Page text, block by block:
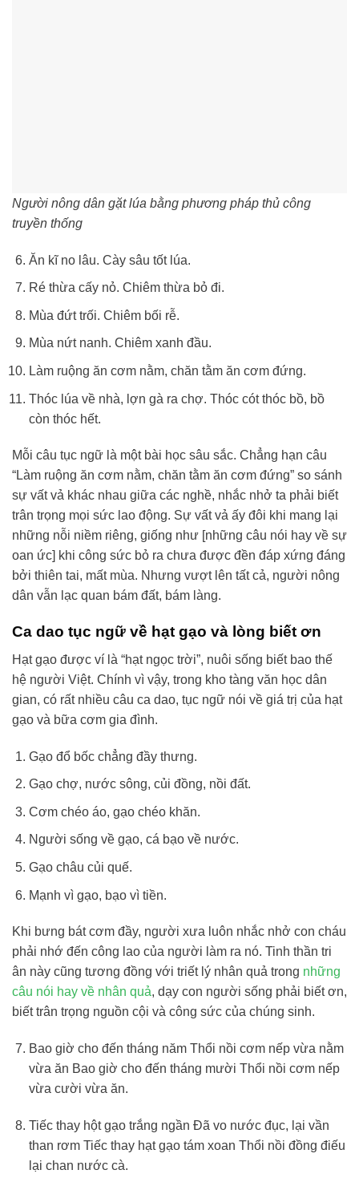
Người nông dân gặt lúa bằng phương pháp thủ công
truyền thống
Ăn kĩ no lâu. Cày sâu tốt lúa.
Ré thừa cấy nỏ. Chiêm thừa bỏ đi.
Mùa đứt trối. Chiêm bối rễ.
Mùa nứt nanh. Chiêm xanh đầu.
Làm ruộng ăn cơm nằm, chăn tằm ăn cơm đứng.
Thóc lúa về nhà, lợn gà ra chợ. Thóc cót thóc bồ, bồ
còn thóc hết.
Mỗi câu tục ngữ là một bài học sâu sắc. Chẳng hạn câu
“Làm ruộng ăn cơm nằm, chăn tằm ăn cơm đứng” so sánh
sự vất vả khác nhau giữa các nghề, nhắc nhở ta phải biết
trân trọng mọi sức lao động. Sự vất vả ấy đôi khi mang lại
những nỗi niềm riêng, giống như [những câu nói hay về sự
oan ức] khi công sức bỏ ra chưa được đền đáp xứng đáng
bởi thiên tai, mất mùa. Nhưng vượt lên tất cả, người nông
dân vẫn lạc quan bám đất, bám làng.
Ca dao tục ngữ về hạt gạo và lòng biết ơn
Hạt gạo được ví là “hạt ngọc trời”, nuôi sống biết bao thế
hệ người Việt. Chính vì vậy, trong kho tàng văn học dân
gian, có rất nhiều câu ca dao, tục ngữ nói về giá trị của hạt
gạo và bữa cơm gia đình.
Gạo đổ bốc chẳng đầy thưng.
Gạo chợ, nước sông, củi đồng, nồi đất.
Cơm chéo áo, gạo chéo khăn.
Người sống về gạo, cá bạo về nước.
Gạo châu củi quế.
Mạnh vì gạo, bạo vì tiền.
Khi bưng bát cơm đầy, người xưa luôn nhắc nhở con cháu
phải nhớ đến công lao của người làm ra nó. Tinh thần tri
ân này cũng tương đồng với triết lý nhân quả trong những
câu nói hay về nhân quả, dạy con người sống phải biết ơn,
biết trân trọng nguồn cội và công sức của chúng sinh.
Bao giờ cho đến tháng năm Thổi nồi cơm nếp vừa nằm
vừa ăn Bao giờ cho đến tháng mười Thổi nồi cơm nếp
vừa cười vừa ăn.
Tiếc thay hột gạo trắng ngần Đã vo nước đục, lại vần
than rơm Tiếc thay hạt gạo tám xoan Thổi nồi đồng điếu
lại chan nước cà.